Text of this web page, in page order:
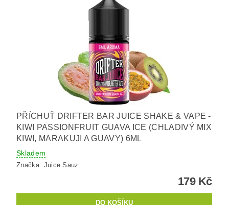
PŘÍCHUŤ DRIFTER BAR JUICE SHAKE & VAPE -
KIWI PASSIONFRUIT GUAVA ICE (CHLADIVÝ MIX
KIWI, MARAKUJI A GUAVY) 6ML
Skladem
Značka: Juice Sauz
179 Kč